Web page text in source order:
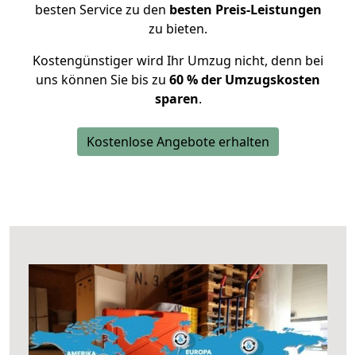
besten Service zu den besten Preis-Leistungen
zu bieten.
Kostengünstiger wird Ihr Umzug nicht, denn bei
uns können Sie bis zu 60 % der Umzugskosten
sparen.
Kostenlose Angebote erhalten